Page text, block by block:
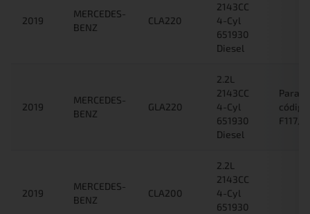
2019
MERCEDES-
BENZ
CLA220
2143CC
4-Cyl
651930
Diesel
2019
MERCEDES-
BENZ
GLA220
2.2L
2143CC
4-Cyl
651930
Diesel
Para
código
F117/
2019
MERCEDES-
BENZ
CLA200
2.2L
2143CC
4-Cyl
651930